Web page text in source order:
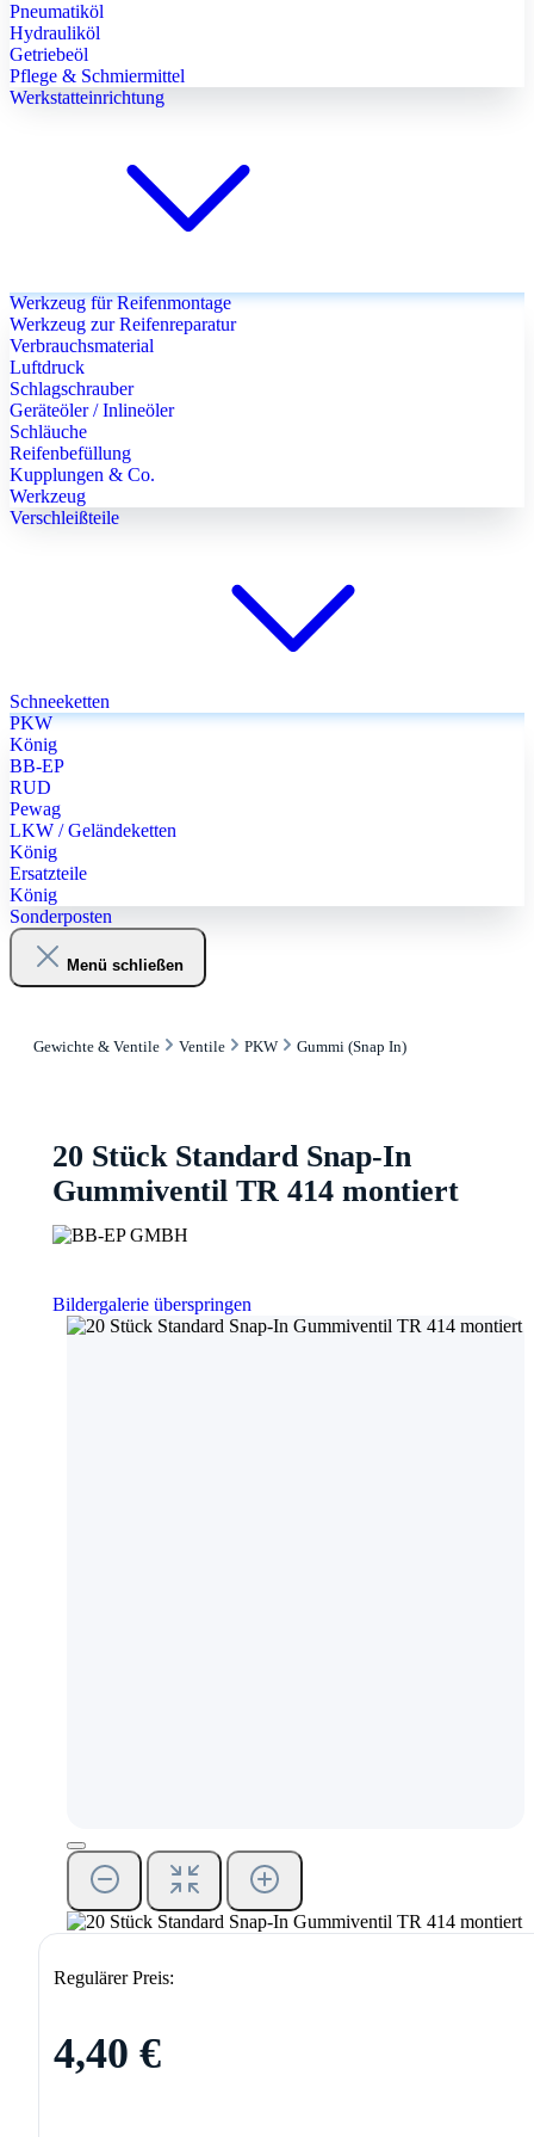
Pneumatiköl
Hydrauliköl
Getriebeöl
Pflege & Schmiermittel
Werkstatteinrichtung
Werkzeug für Reifenmontage
Werkzeug zur Reifenreparatur
Verbrauchsmaterial
Luftdruck
Schlagschrauber
Geräteöler / Inlineöler
Schläuche
Reifenbefüllung
Kupplungen & Co.
Werkzeug
Verschleißteile
Schneeketten
PKW
König
BB-EP
RUD
Pewag
LKW / Geländeketten
König
Ersatzteile
König
Sonderposten
Menü schließen
Gewichte & Ventile Ventile PKW Gummi (Snap In)
20 Stück Standard Snap-In
Gummiventil TR 414 montiert
Bildergalerie überspringen
Regulärer Preis:
4,40 €